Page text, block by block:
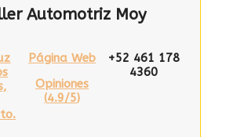
Automotriz Moy
Página Web
Opiniones
(4.9/5)
+52 461 178
4360